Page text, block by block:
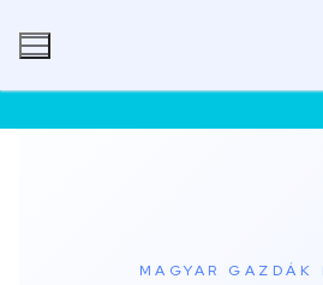
MAGYAR GAZDÁK